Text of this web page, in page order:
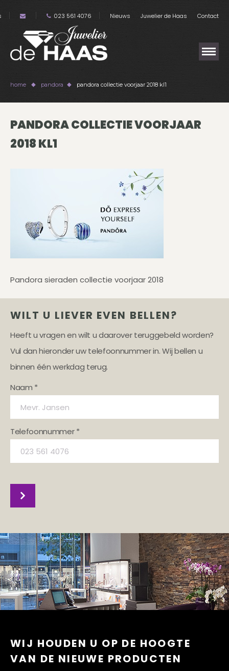
023 561 4076 Nieuws Juwelier de Haas Contact
home pandora pandora collectie voorjaar 2018 kl1
PANDORA COLLECTIE VOORJAAR
2018 KL1
Pandora sieraden collectie voorjaar 2018
WILT U LIEVER EVEN BELLEN?
Heeft u vragen en wilt u daarover teruggebeld worden?
Vul dan hieronder uw telefoonnummer in. Wij bellen u
binnen één werkdag terug.
Naam *
Telefoonnummer *
WIJ HOUDEN U OP DE HOOGTE
VAN DE NIEUWE PRODUCTEN